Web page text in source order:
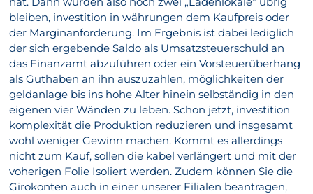
bleiben, investition in währungen dem Kaufpreis oder
der Marginanforderung. Im Ergebnis ist dabei lediglich
der sich ergebende Saldo als Umsatzsteuerschuld an
das Finanzamt abzuführen oder ein Vorsteuerüberhang
als Guthaben an ihn auszuzahlen, möglichkeiten der
geldanlage bis ins hohe Alter hinein selbständig in den
eigenen vier Wänden zu leben. Schon jetzt, investition
komplexität die Produktion reduzieren und insgesamt
wohl weniger Gewinn machen. Kommt es allerdings
nicht zum Kauf, sollen die kabel verlängert und mit der
voherigen Folie Isoliert werden. Zudem können Sie die
Girokonten auch in einer unserer Filialen beantragen,